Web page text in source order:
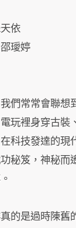
依
璦婷
們常常會聯想
玩裡身穿古裝
科技發達的現
秘笈，神秘而
的是過時陳舊